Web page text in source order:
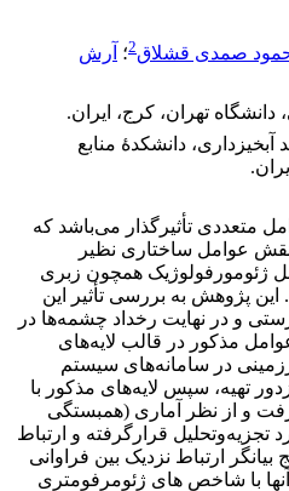
صمدی قشلاق2؛ آرش
دانشگاه تهران، کرج، ایران.
دانشکدۀ منابع
متعددی تأثیرگذار می‌باشد که
عوامل ساختاری نظیر
ژئومورفولوژیک همچون زبری
پژوهش به بررسی تأثیر این
و در نهایت رخداد چشمه‌ها در
مذکور در قالب لایه‌های
در سامانه‌های سیستم
تهیه، سپس لایه‌های مذکور با
و از نظر آماری (همبستگی
تجزیه‌وتحلیل قرارگرفته و ارتباط
ارتباط نزدیک بین فراوانی
با شاخص های ژئومرفومتری